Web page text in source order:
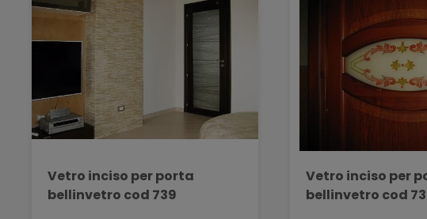
Vetro inciso per porta
bellinvetro cod 739
Vetro inciso per
bellinvetro cod